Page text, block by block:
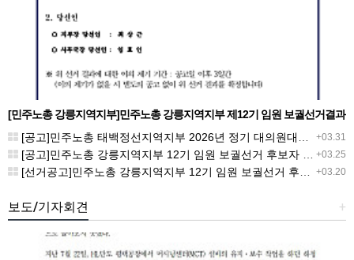
[민주노총 강릉지역지부]민주노총 강릉지역지부 제12기 임원 보궐선거결과
공고
+03.31
[공고]민주노총 태백정선지역지부 2026년 정기 대의원대회 재소집 건
+03.25
[공고]민주노총 강릉지역지부 12기 임원 보궐선거 후보자 확정 공고
+03.20
[선거공고]민주노총 강릉지역지부 12기 임원 보궐선거 후보 등록 기간 연장 공고
+
보도/기자회견